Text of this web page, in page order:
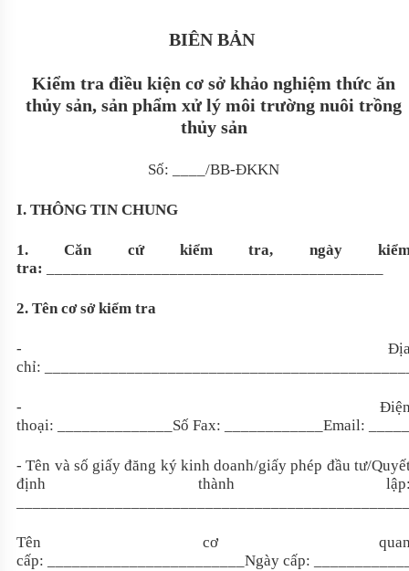
BIÊN BẢN
Kiểm tra điều kiện cơ sở khảo nghiệm thức ăn
thủy sản, sản phẩm xử lý môi trường nuôi trồng
thủy sản
Số: ____/BB-ĐKKN
I. THÔNG TIN CHUNG
1. Căn cứ kiểm tra, ngày
tra:
2. Tên cơ sở kiểm tra
-
chỉ:
-
thoại: ______________Số Fax: ____________Email:
-Tên và số giấy đăng ký kinh doanh/giấy phép đầu tư/
định thành
Tên cơ
cấp: ________________________Ngày cấp: